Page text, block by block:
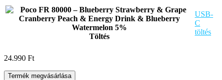
Töltés
USB-
C
töltés
24.990 Ft
Termék megvásárlása